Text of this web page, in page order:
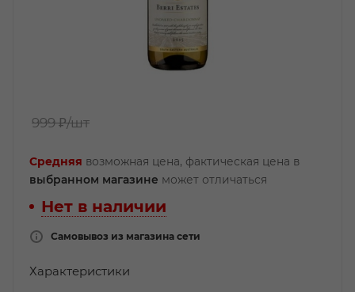
999 ₽/шт
Средняя возможная цена, фактическая цена в
выбранном магазине может отличаться
Нет в наличии
Самовывоз из магазина сети
Характеристики